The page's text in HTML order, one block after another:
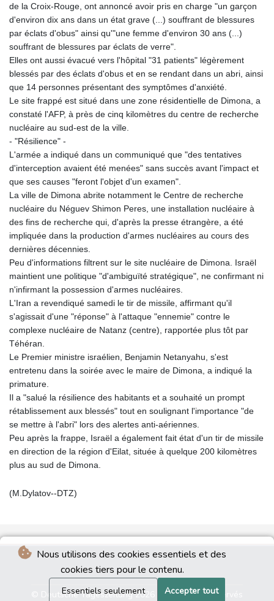
Nous utilisons des cookies essentiels et des
cookies tiers pour le contenu.
Essentiels seulement Accepter tout
de la Croix-Rouge, ont annoncé avoir pris en charge "un garçon
d'environ dix ans dans un état grave (...) souffrant de blessures
par éclats d'obus" ainsi qu'"une femme d'environ 30 ans (...)
souffrant de blessures par éclats de verre".
Elles ont aussi évacué vers l'hôpital "31 patients" légèrement
blessés par des éclats d'obus et en se rendant dans un abri, ainsi
que 14 personnes présentant des symptômes d'anxiété.
Le site frappé est situé dans une zone résidentielle de Dimona, a
constaté l'AFP, à près de cinq kilomètres du centre de recherche
nucléaire au sud-est de la ville.
- "Résilience" -
L'armée a indiqué dans un communiqué que "des tentatives
d'interception avaient été menées" sans succès avant l'impact et
que ses causes "feront l'objet d'un examen".
La ville de Dimona abrite notamment le Centre de recherche
nucléaire du Néguev Shimon Peres, une installation nucléaire à
des fins de recherche qui, d'après la presse étrangère, a été
impliquée dans la production d'armes nucléaires au cours des
dernières décennies.
Peu d'informations filtrent sur le site nucléaire de Dimona. Israël
maintient une politique "d'ambiguïté stratégique", ne confirmant ni
n'infirmant la possession d'armes nucléaires.
L'Iran a revendiqué samedi le tir de missile, affirmant qu'il
s'agissait d'une "réponse" à l'attaque "ennemie" contre le
complexe nucléaire de Natanz (centre), rapportée plus tôt par
Téhéran.
Le Premier ministre israélien, Benjamin Netanyahu, s'est
entretenu dans la soirée avec le maire de Dimona, a indiqué la
primature.
Il a "salué la résilience des habitants et a souhaité un prompt
rétablissement aux blessés" tout en soulignant l'importance "de
se mettre à l'abri" lors des alertes anti-aériennes.
Peu après la frappe, Israël a également fait état d'un tir de missile
en direction de la région d'Eilat, située à quelque 200 kilomètres
plus au sud de Dimona.
(M.Dylatov--DTZ)
© Deutsche Tageszeitung 2026 - Tous droits réservés